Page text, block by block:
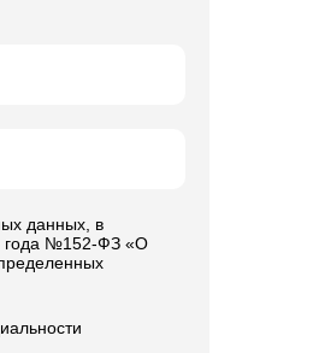
данных, в
года №152-ФЗ «О